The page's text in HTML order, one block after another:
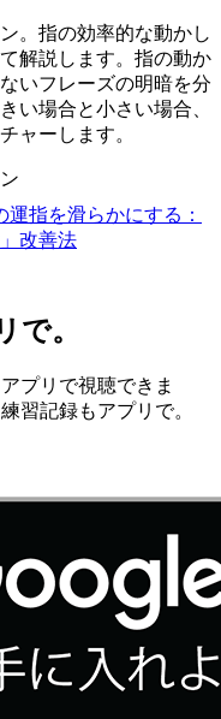
。指の効率的な動かし
解説します。指の動か
いフレーズの明暗を分
い場合と小さい場合、
ャーします。
運指を滑らかにする：
改善法
で。
プリで視聴できま
習記録もアプリで。